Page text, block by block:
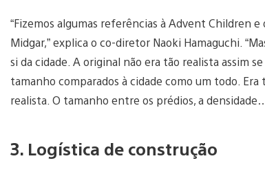
“Fizemos algumas referências à Advent Children
Midgar,” explica o co-diretor Naoki Hamaguchi.
si da cidade. A original não era tão realista assim
tamanho comparados à cidade como um todo.
realista. O tamanho entre os prédios, a
3. Logística de construção